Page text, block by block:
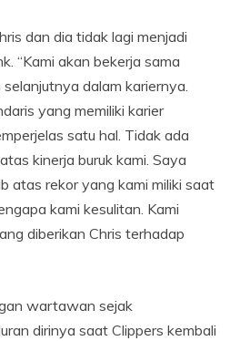
dan dia tidak lagi menjadi
“Kami akan bekerja sama
dalam kariernya.
yang memiliki karier
satu hal. Tidak ada
kinerja buruk kami. Saya
atas rekor yang kami miliki saat
kami kesulitan. Kami
diberikan Chris terhadap
wartawan sejak
dirinya saat Clippers kembali